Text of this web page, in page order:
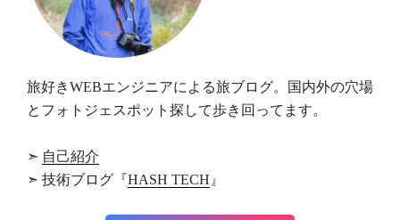
旅好きWEBエンジニアによる旅ブログ。国内外の穴場
とフォトジェスポット探して歩き回ってます。
➣ 自己紹介
➣ 技術ブログ『HASH TECH 』